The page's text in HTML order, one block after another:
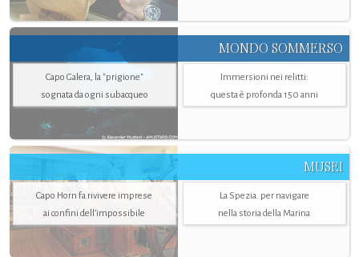
MONDO SOMMERSO
Capo Galera, la "prigione"
sognata da ogni subacqueo
Immersioni nei relitti:
questa è profonda 150 anni
MUSEI
Capo Horn fa rivivere imprese
ai confini dell’impossibile
La Spezia. per navigare
nella storia della Marina